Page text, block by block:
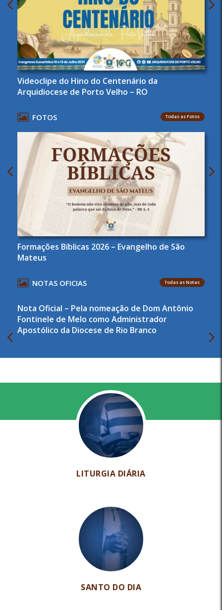
Videoclipe do Hino do Centenário da
Arquidiocese de Porto Velho – RO
FOTOS Todas as Fotos
Formações Bíblicas 2026 – Evangelho de São
Mateus
NOTAS OFICIAS Todas as Notas
Nota Oficial – Pela nomeação de Dom Antônio
Fontinele de Melo como Administrador
Apostólico da Diocese de Rio Branco
LITURGIA DIÁRIA
SANTO DO DIA